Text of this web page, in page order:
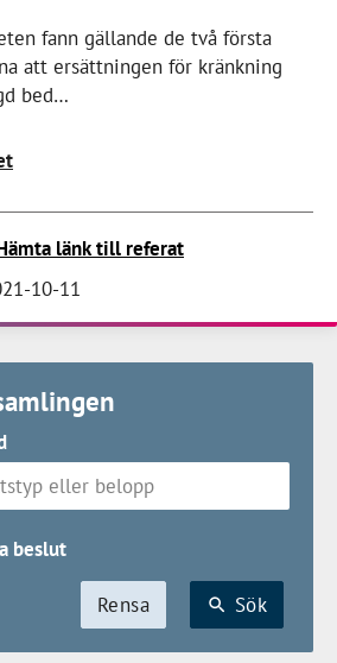
fann gällande de två första
att ersättningen för kränkning
bed…
länk till referat
10-11
beslut
Rensa Sök